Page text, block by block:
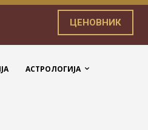
ЦЕНОВНИК
АСТРОЛОГИЈА